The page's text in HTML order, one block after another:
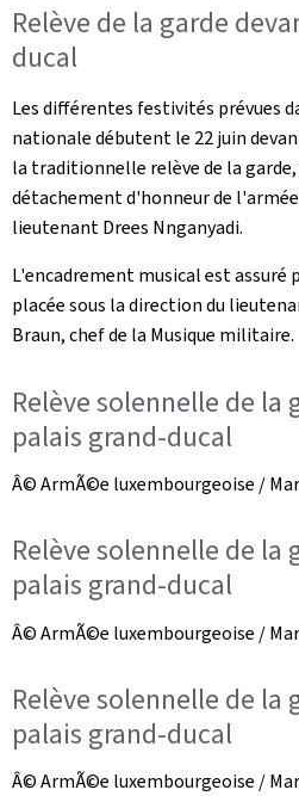
Relève de la garde
ducal
Les différentes festivités prévues
nationale débutent le 22 juin
la traditionnelle relève de la
détachement d'honneur de
lieutenant Drees Nnganyadi.
L'encadrement musical est assuré
placée sous la direction du
Braun, chef de la Musique militaire.
Relève solennelle de la
palais grand-ducal
Â© ArmÃ©e luxembourgeoise /
Relève solennelle de la
palais grand-ducal
Â© ArmÃ©e luxembourgeoise /
Relève solennelle de la
palais grand-ducal
Â© ArmÃ©e luxembourgeoise /